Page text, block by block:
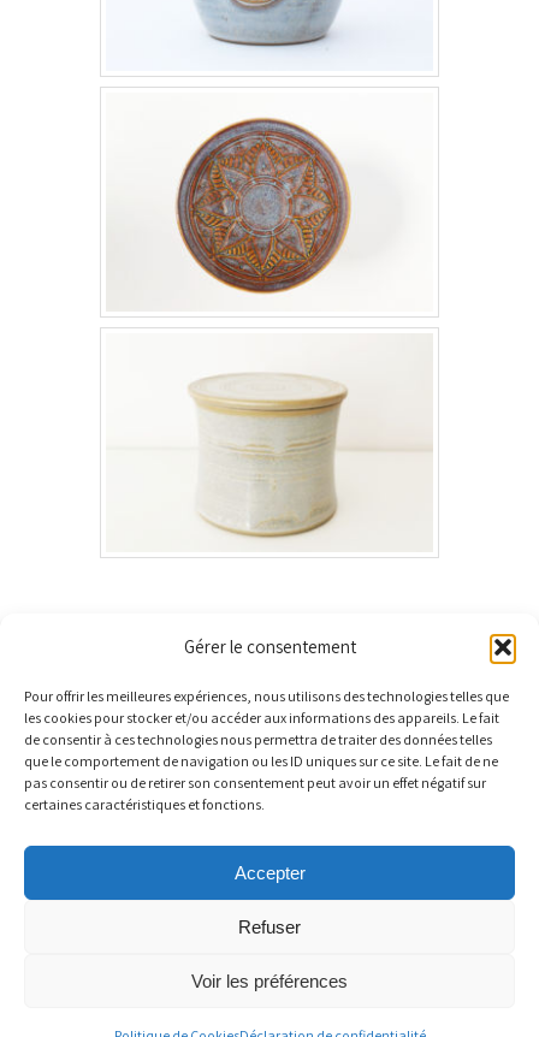
Gérer le consentement
Pour offrir les meilleures expériences, nous utilisons des technologies telles que
les cookies pour stocker et/ou accéder aux informations des appareils. Le fait
de consentir à ces technologies nous permettra de traiter des données telles
que le comportement de navigation ou les ID uniques sur ce site. Le fait de ne
pas consentir ou de retirer son consentement peut avoir un effet négatif sur
certaines caractéristiques et fonctions.
Accepter
Refuser
Voir les préférences
MENTIONS LÉGALES POLITIQUE DE COOKIES
POLITIQUE DE CONFIDENTIALITÉ
N° Siret : 539084251